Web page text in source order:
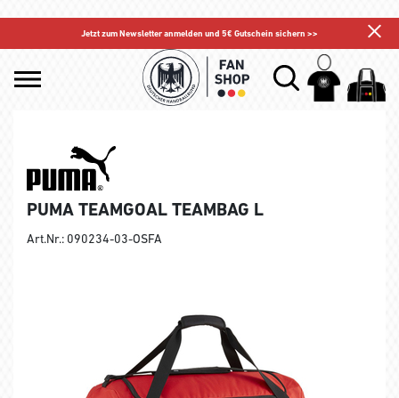
Jetzt zum Newsletter anmelden und 5€ Gutschein sichern >>
PUMA TEAMGOAL TEAMBAG L
Art.Nr.: 090234-03-OSFA